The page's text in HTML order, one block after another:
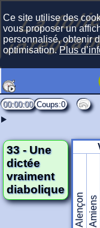
33 - Une
dictée
vraiment
diabolique
AlençonAmiens
00:00:00 0
Ce site utilise des
vous proposer un
personnalisé, obtenir
optimisation.Plus